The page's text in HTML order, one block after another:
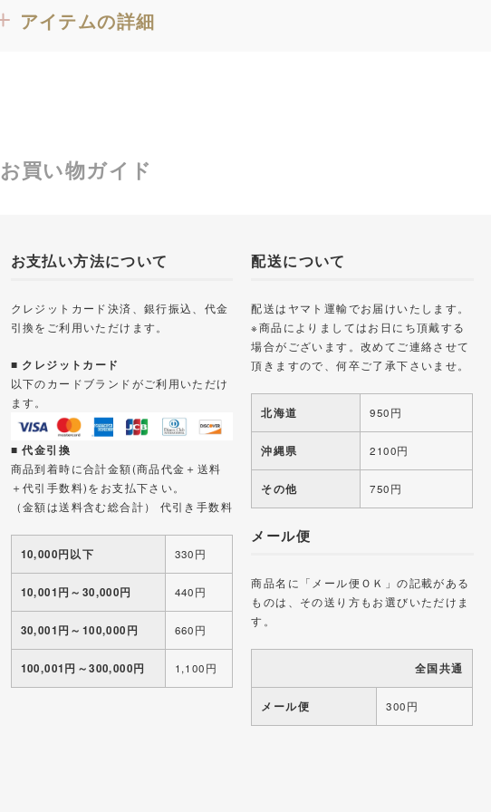
アイテムの詳細
お買い物ガイド
お支払い方法について
クレジットカード決済、銀行振込、代金
引換をご利用いただけます。
■ クレジットカード
以下のカードブランドがご利用いただけ
ます。
■ 代金引換
商品到着時に合計金額(商品代金＋送料
＋代引手数料)をお支払下さい。
（金額は送料含む総合計） 代引き手数料
10,000円以下 330円
10,001円～30,000円 440円
30,001円～100,000円 660円
100,001円～300,000円 1,100円
配送について
配送はヤマト運輸でお届けいたします。
※商品によりましてはお日にち頂戴する
場合がございます。改めてご連絡させて
頂きますので、何卒ご了承下さいませ。
北海道 950円
沖縄県 2100円
その他 750円
メール便
商品名に「メール便ＯＫ」の記載がある
ものは、その送り方もお選びいただけま
す。
全国共通
メール便 300円